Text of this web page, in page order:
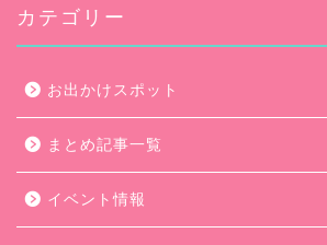
カテゴリー
お出かけスポット
まとめ記事一覧
イベント情報